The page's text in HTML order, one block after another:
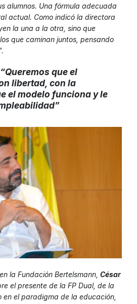
alumnos. Una fórmula adecuada
actual. Como indicó la directora
la una a la otra, sino que
que caminan juntos, pensando
que el
libertad, con la
el modelo funciona y le
la Fundación Bertelsmann, César
el presente de la FP Dual, de la
en el paradigma de la educación,